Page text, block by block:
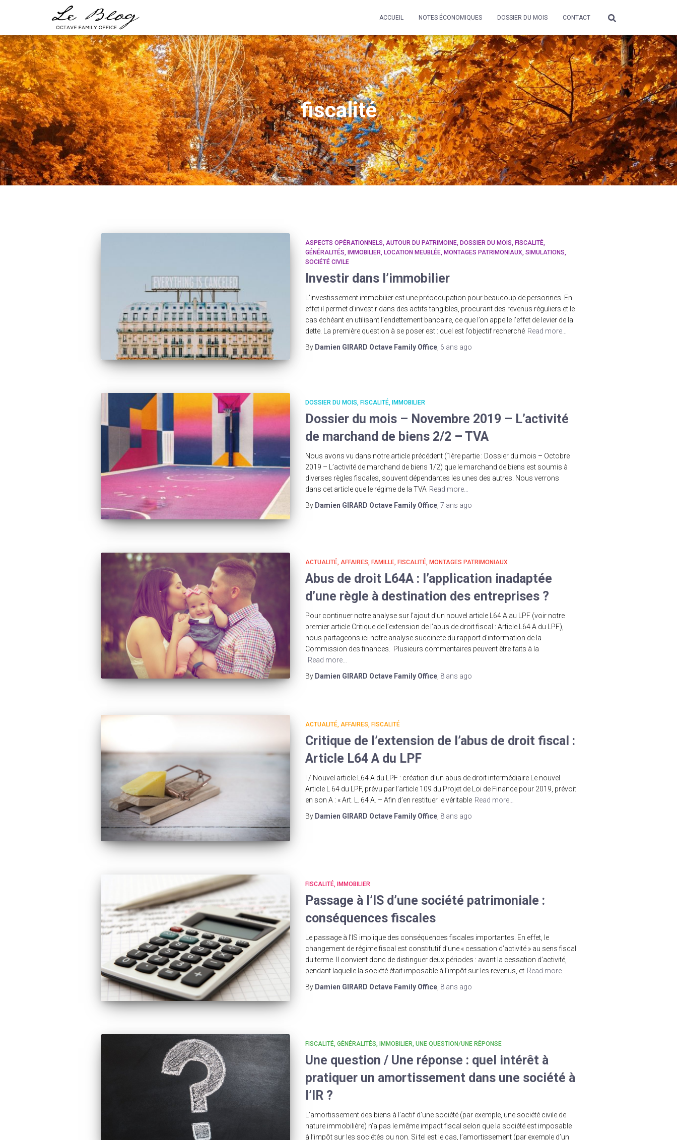
ACCUEIL NOTES ÉCONOMIQUES DOSSIER DU MOIS CONTACT
fiscalité
ASPECTS OPÉRATIONNELS AUTOUR DU PATRIMOINE DOSSIER DU MOIS
FISCALITÉ
GÉNÉRALITÉS
IMMOBILIER LOCATION MEUBLÉE MONTAGES PATRIMONIAUX SIMULATIONS
SOCIÉTÉ CIVILE
Investir dans l’immobilier
L’investissement immobilier est une préoccupation pour beaucoup de personnes. En
effet il permet d’investir dans des actifs tangibles, procurant des revenus réguliers et le
cas échéant en utilisant l’endettement bancaire, ce que l’on appelle l’effet de levier de la
dette. La première question à se poser est : quel est l’objectif recherché Read more…
By Damien GIRARD Octave Family Office, 6 ans ago
DOSSIER DU MOIS FISCALITÉ IMMOBILIER
Dossier du mois – Novembre 2019 – L’activité
de marchand de biens 2/2 – TVA
Nous avons vu dans notre article précédent (1ère partie : Dossier du mois – Octobre
2019 – L’activité de marchand de biens 1/2) que le marchand de biens est soumis à
diverses règles fiscales, souvent dépendantes les unes des autres. Nous verrons
dans cet article que le régime de la TVA Read more…
By Damien GIRARD Octave Family Office, 7 ans ago
ACTUALITÉ AFFAIRES FAMILLE FISCALITÉ MONTAGES PATRIMONIAUX
Abus de droit L64A : l’application inadaptée
d’une règle à destination des entreprises ?
Pour continuer notre analyse sur l’ajout d’un nouvel article L64 A au LPF (voir notre
premier article Critique de l’extension de l’abus de droit fiscal : Article L64 A du LPF),
nous partageons ici notre analyse succincte du rapport d’information de la
Commission des finances. Plusieurs commentaires peuvent être faits à la
Read more…
By Damien GIRARD Octave Family Office, 8 ans ago
ACTUALITÉ AFFAIRES FISCALITÉ
Critique de l’extension de l’abus de droit fiscal :
Article L64 A du LPF
I / Nouvel article L64 A du LPF : création d’un abus de droit intermédiaire Le nouvel
Article L 64 du LPF, prévu par l’article 109 du Projet de Loi de Finance pour 2019, prévoit
en son A : « Art. L. 64 A. – Afin d’en restituer le véritable Read more…
By Damien GIRARD Octave Family Office, 8 ans ago
FISCALITÉ IMMOBILIER
Passage à l’IS d’une société patrimoniale :
conséquences fiscales
Le passage à l’IS implique des conséquences fiscales importantes. En effet, le
changement de régime fiscal est constitutif d’une « cessation d’activité » au sens fiscal
du terme. Il convient donc de distinguer deux périodes : avant la cessation d’activité,
pendant laquelle la société était imposable à l’impôt sur les revenus, et Read more…
By Damien GIRARD Octave Family Office, 8 ans ago
FISCALITÉ GÉNÉRALITÉS IMMOBILIER UNE QUESTION/UNE RÉPONSE
Une question / Une réponse : quel intérêt à
pratiquer un amortissement dans une société à
l’IR ?
L’amortissement des biens à l’actif d’une société (par exemple, une société civile de
nature immobilière) n’a pas le même impact fiscal selon que la société est imposable
à l’impôt sur les sociétés ou non. Si tel est le cas, l’amortissement (par exemple d’un